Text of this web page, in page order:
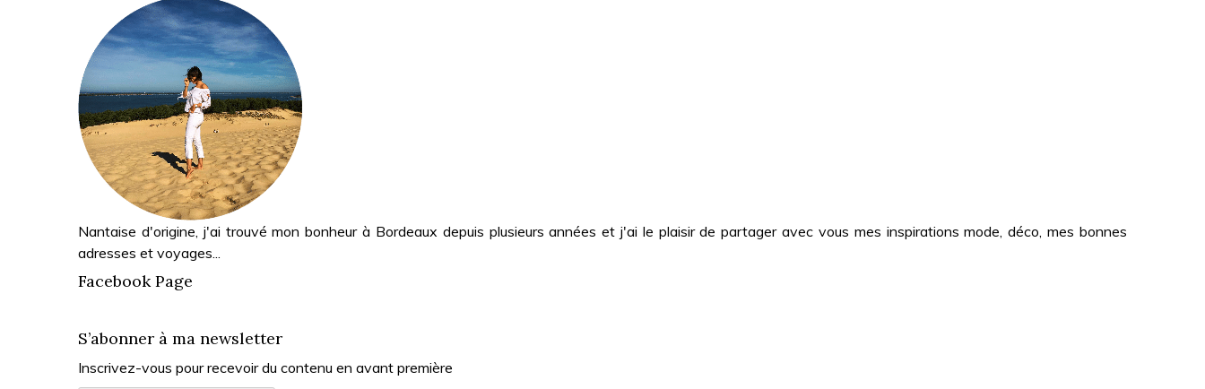
Nantaise d'origine, j'ai trouvé mon bonheur à Bordeaux depuis plusieurs années et j'ai le plaisir de partager avec vous mes inspirations mode, déco, mes bonnes
adresses et voyages...
Facebook Page
S’abonner à ma newsletter
Inscrivez-vous pour recevoir du contenu en avant première